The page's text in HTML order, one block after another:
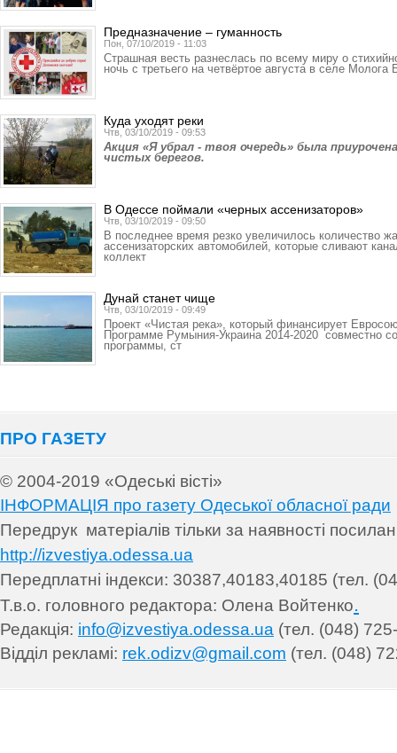
Предназначение – гуманность
Пон, 07/10/2019 - 11:03
Страшная весть разнеслась по всему миру о
ночь с третьего на четвёртое августа в селе Молога
Куда уходят реки
Чтв, 03/10/2019 - 09:53
Акция «Я убрал - твоя очередь» была
чистых берегов.
В Одессе поймали «черных ассенизаторов»
Чтв, 03/10/2019 - 09:50
В последнее время резко увеличилось количество
ассенизаторских автомобилей, которые сливают
коллект
Дунай станет чище
Чтв, 03/10/2019 - 09:49
Проект «Чистая река», который финансирует
Программе Румыния-Украина 2014-2020 совместно
программы, ст
ПРО ГАЗЕТУ
© 2004-2019 «Одеські вісті»
ІНФОРМАЦІЯ про газету Одеської обласної ради
Передрук матеріалів тільки за наявності
http://izvestiya.odessa.ua
Передплатні індекси: 30387,40183,40185 (тел.
Т.в.о. головного редактора: Олена Войтенко.
Редакція: info@izvestiya.odessa.ua (тел. (048)
Відділ рекламі: rek.odizv@gmail.com (тел. (048)